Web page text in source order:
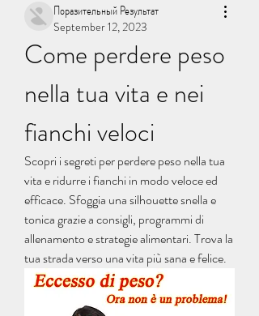
Поразительный Результат
September 12, 2023
Come perdere peso
nella tua vita e nei
fianchi veloci
Scopri i segreti per perdere peso nella tua
vita e ridurre i fianchi in modo veloce ed
efficace. Sfoggia una silhouette snella e
tonica grazie a consigli, programmi di
allenamento e strategie alimentari. Trova la
tua strada verso una vita più sana e felice.